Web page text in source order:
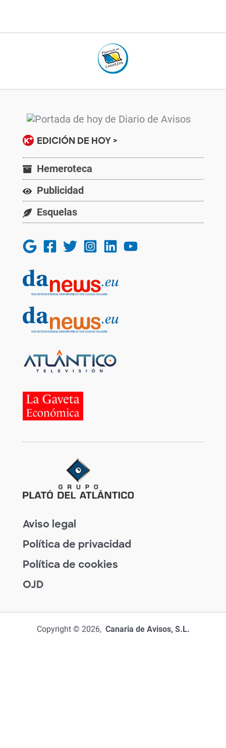
EDICIÓN DE HOY >
Hemeroteca
Publicidad
Esquelas
Aviso legal
Política de privacidad
Política de cookies
OJD
Copyright © 2026, Canaria de Avisos, S.L.